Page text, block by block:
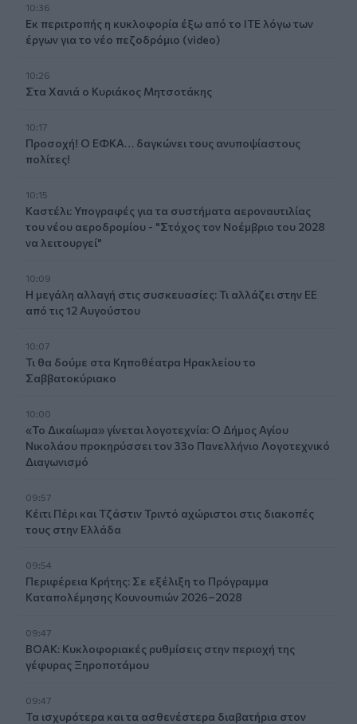
10:36
Εκ περιτροπής η κυκλοφορία έξω από το ΙΤΕ λόγω των
έργων για το νέο πεζοδρόμιο (video)
10:26
Στα Χανιά ο Κυριάκος Μητσοτάκης
10:17
Προσοχή! Ο ΕΦΚΑ… δαγκώνει τους ανυποψίαστους
πολίτες!
10:15
Καστέλι: Υπογραφές για τα συστήματα αεροναυτιλίας
του νέου αεροδρομίου - "Στόχος τον Νοέμβριο του 2028
να λειτουργεί"
10:09
Η μεγάλη αλλαγή στις συσκευασίες: Τι αλλάζει στην ΕΕ
από τις 12 Αυγούστου
10:07
Τι θα δούμε στα Κηποθέατρα Ηρακλείου το
Σαββατοκύριακο
10:00
«Το Δικαίωμα» γίνεται λογοτεχνία: Ο Δήμος Αγίου
Νικολάου προκηρύσσει τον 33ο Πανελλήνιο Λογοτεχνικό
Διαγωνισμό
09:57
Κέιτι Πέρι και Τζάστιν Τριντό αχώριστοι στις διακοπές
τους στην Ελλάδα
09:54
Περιφέρεια Κρήτης: Σε εξέλιξη το Πρόγραμμα
Καταπολέμησης Κουνουπιών 2026–2028
09:47
ΒΟΑΚ: Κυκλοφοριακές ρυθμίσεις στην περιοχή της
γέφυρας Ξηροποτάμου
09:47
Τα ισχυρότερα και τα ασθενέστερα διαβατήρια στον